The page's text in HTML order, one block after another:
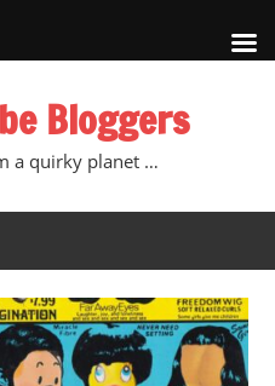
Bloggers
a quirky planet …